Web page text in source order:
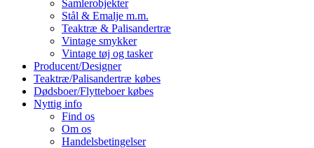
Samlerobjekter
Stål & Emalje m.m.
Teaktræ & Palisandertræ
Vintage smykker
Vintage tøj og tasker
Producent/Designer
Teaktræ/Palisandertræ købes
Dødsboer/Flytteboer købes
Nyttig info
Find os
Om os
Handelsbetingelser